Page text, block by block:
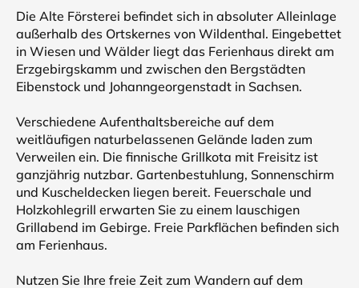
Die Alte Försterei befindet sich in absoluter Alleinlage
außerhalb des Ortskernes von Wildenthal. Eingebettet
in Wiesen und Wälder liegt das Ferienhaus direkt am
Erzgebirgskamm und zwischen den Bergstädten
Eibenstock und Johanngeorgenstadt in Sachsen.
Verschiedene Aufenthaltsbereiche auf dem
weitläufigen naturbelassenen Gelände laden zum
Verweilen ein. Die finnische Grillkota mit Freisitz ist
ganzjährig nutzbar. Gartenbestuhlung, Sonnenschirm
und Kuscheldecken liegen bereit. Feuerschale und
Holzkohlegrill erwarten Sie zu einem lauschigen
Grillabend im Gebirge. Freie Parkflächen befinden sich
am Ferienhaus.
Nutzen Sie Ihre freie Zeit zum Wandern auf dem